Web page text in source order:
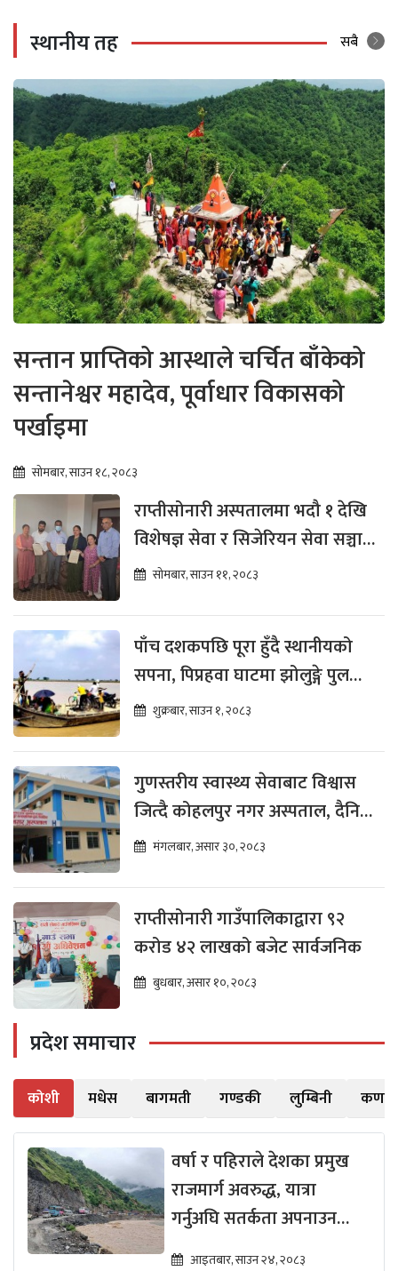
स्थानीय तह सबै
सन्तान प्राप्तिको आस्थाले चर्चित बाँकेको
सन्तानेश्वर महादेव, पूर्वाधार विकासको
पर्खाइमा
सोमबार, साउन १८, २०८३
राप्तीसोनारी अस्पतालमा भदौ १ देखि
विशेषज्ञ सेवा र सिजेरियन सेवा सञ्चालन
हुनेसोमबार, साउन ११, २०८३
पाँच दशकपछि पूरा हुँदै स्थानीयको
सपना, पिप्रहवा घाटमा झोलुङ्गे पुल
निर्माण सुरु हुँदै
शुक्रबार, साउन १, २०८३
गुणस्तरीय स्वास्थ्य सेवाबाट विश्वास
जित्दै कोहलपुर नगर अस्पताल, दैनिक
१५० बढी बिरामी लाभान्वित
मंगलबार, असार ३०, २०८३
राप्तीसोनारी गाउँपालिकाद्वारा ९२
करोड ४२ लाखको बजेट सार्वजनिक
बुधबार, असार १०, २०८३
प्रदेश समाचार
कोशी मधेस बागमती गण्डकी लुम्बिनी
वर्षा र पहिराले देशका प्रमुख
राजमार्ग अवरुद्ध, यात्रा
गर्नुअघि सतर्कता अपनाउन
आग्रहआइतबार, साउन २४, २०८३